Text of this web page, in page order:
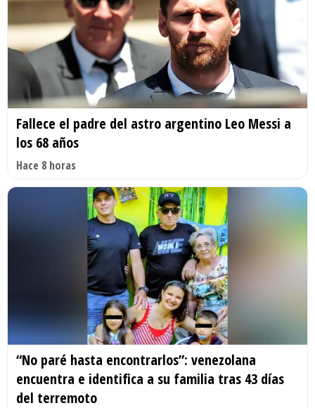
Fallece el padre del astro argentino Leo Messi a
los 68 años
Hace 8 horas
“No paré hasta encontrarlos”: venezolana
encuentra e identifica a su familia tras 43 días
del terremoto